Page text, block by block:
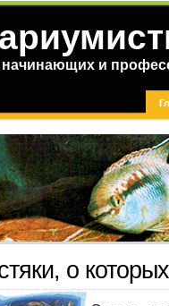
начинающих и
о